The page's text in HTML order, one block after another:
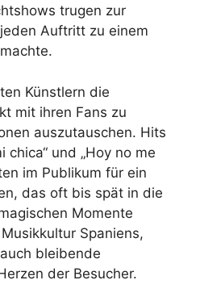
trugen zur
Auftritt zu einem
Künstlern die
mit ihren Fans zu
auszutauschen. Hits
chica“ und „Hoy no me
im Publikum für ein
das oft bis spät in die
Momente
Spaniens,
bleibende
der Besucher.